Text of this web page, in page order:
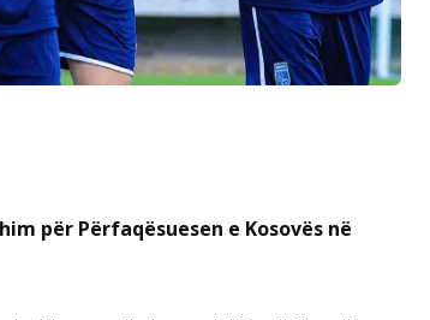
për Përfaqësuesen e Kosovës në